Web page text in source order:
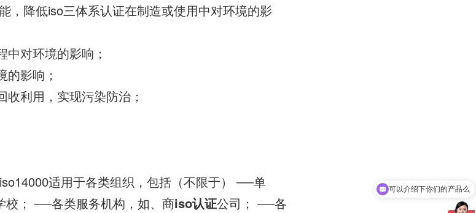
，降低iso三体系认证在制造或使用中对环境的影
对环境的影响；
影响；
利用，实现污染防治；
适用于各类组织，包括（不限于） ──单
； ──各类服务机构，如、商iso认证公司； ──各
可以介绍下你们的产品么
你们是怎么收费的呢